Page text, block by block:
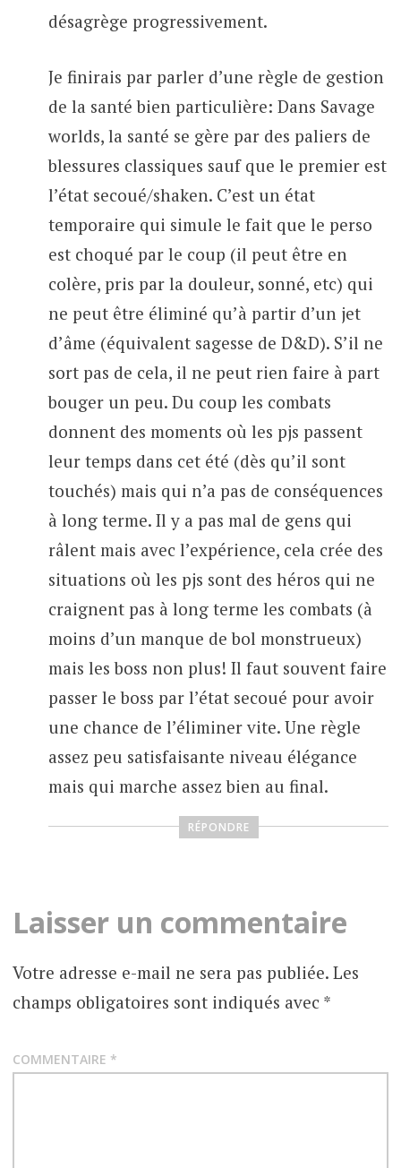
désagrège progressivement.
Je finirais par parler d’une règle de gestion
de la santé bien particulière: Dans Savage
worlds, la santé se gère par des paliers de
blessures classiques sauf que le premier est
l’état secoué/shaken. C’est un état
temporaire qui simule le fait que le perso
est choqué par le coup (il peut être en
colère, pris par la douleur, sonné, etc) qui
ne peut être éliminé qu’à partir d’un jet
d’âme (équivalent sagesse de D&D). S’il ne
sort pas de cela, il ne peut rien faire à part
bouger un peu. Du coup les combats
donnent des moments où les pjs passent
leur temps dans cet été (dès qu’il sont
touchés) mais qui n’a pas de conséquences
à long terme. Il y a pas mal de gens qui
râlent mais avec l’expérience, cela crée des
situations où les pjs sont des héros qui ne
craignent pas à long terme les combats (à
moins d’un manque de bol monstrueux)
mais les boss non plus! Il faut souvent faire
passer le boss par l’état secoué pour avoir
une chance de l’éliminer vite. Une règle
assez peu satisfaisante niveau élégance
mais qui marche assez bien au final.
RÉPONDRE
Laisser un commentaire
Votre adresse e-mail ne sera pas publiée. Les
champs obligatoires sont indiqués avec *
COMMENTAIRE *